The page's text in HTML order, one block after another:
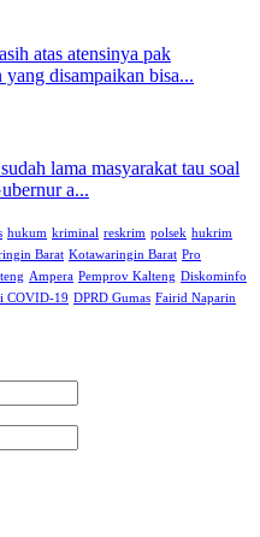
atas atensinya pak
yang disampaikan bisa...
lama masyarakat tau soal
a...
hukum kriminal reskrim polsek hukrim
Barat Kotawaringin Barat Pro
Ampera Pemprov Kalteng Diskominfo
COVID-19 DPRD Gumas Fairid Naparin